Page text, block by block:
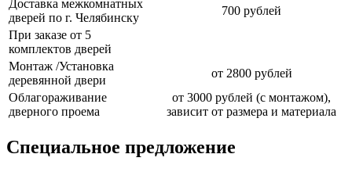
Доставка межкомнатных
дверей по г. Челябинску
700 рублей
При заказе от 5
комплектов дверей
Монтаж /Установка
деревянной двери
от 2800 рублей
Облагораживание
дверного проема
от 3000 рублей (с монтажом),
зависит от размера и материала
Специальное предложение